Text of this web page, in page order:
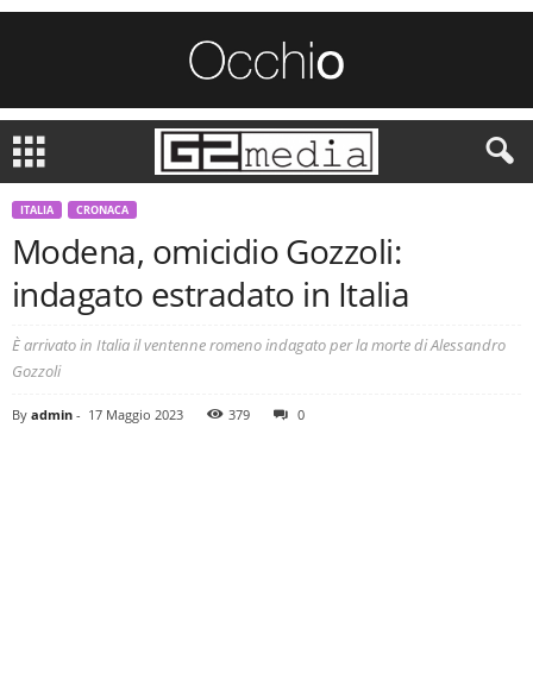
ITALIA CRONACA
Modena, omicidio Gozzoli:
indagato estradato in Italia
È arrivato in Italia il ventenne romeno indagato per la morte di Alessandro
Gozzoli
By admin - 17 Maggio 2023 379 0